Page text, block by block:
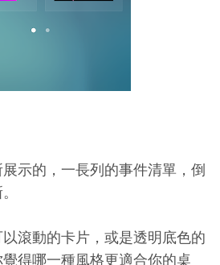
示的，一長列的事件清單，倒
滾動的卡片，或是透明底色的
得哪一種風格更適合你的桌